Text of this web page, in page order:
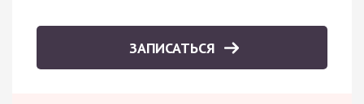
ЗАПИСАТЬСЯ